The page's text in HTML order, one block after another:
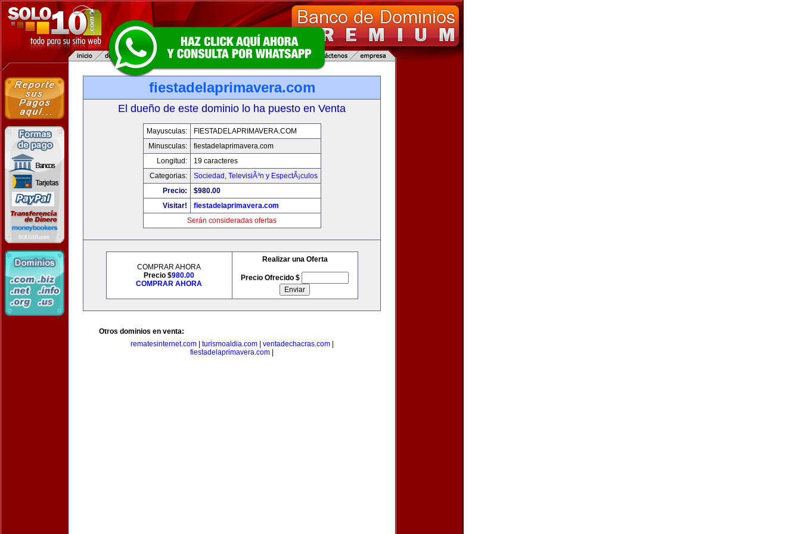
fiestadelaprimavera.com
El dueño de este dominio lo ha puesto en Venta
Mayusculas:
FIESTADELAPRIMAVERA.COM
Minusculas:
fiestadelaprimavera.com
Longitud:
19 caracteres
Categorias:
Sociedad , TelevisiÃ³n y EspectÃ¡culos
Precio:
$980.00
Visitar!
fiestadelaprimavera.com
Serán consideradas ofertas
COMPRAR AHORA
Precio $980.00
COMPRAR AHORA
Realizar una Oferta
Precio Ofrecido $
Otros dominios en venta:
rematesinternet.com| turismoaldia.com| ventadechacras.com|
fiestadelaprimavera.com